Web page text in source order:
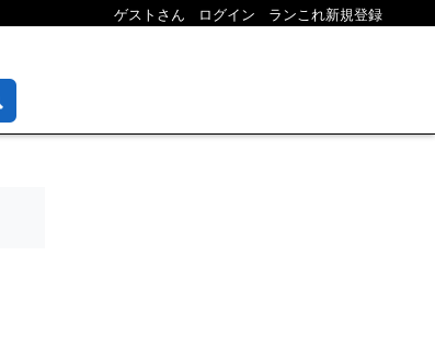
ゲストさん ログイン ランこれ新規登録